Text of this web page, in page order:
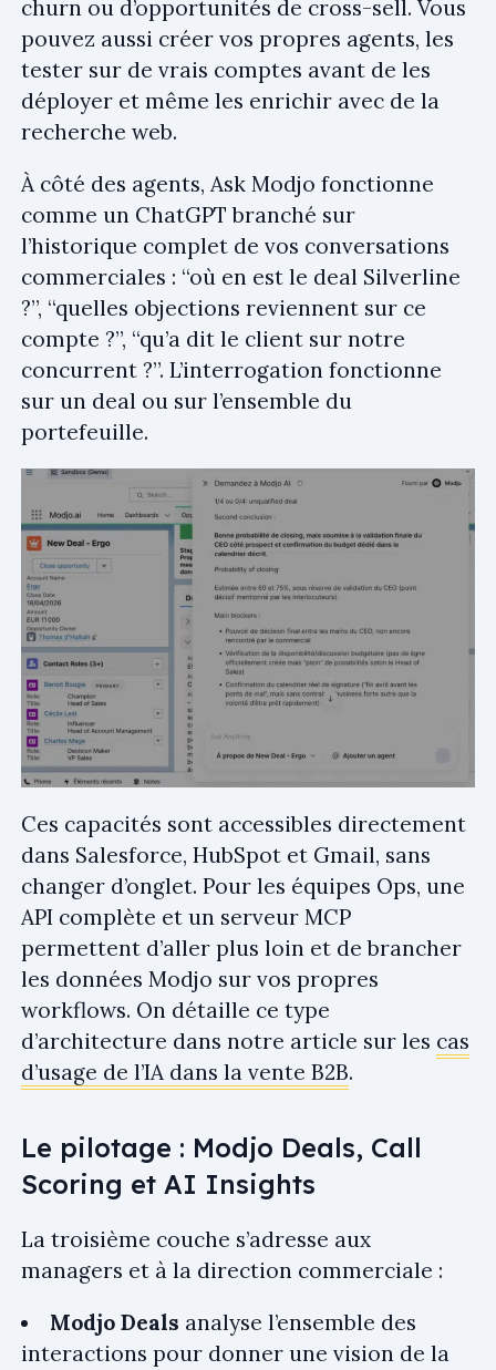
churn ou d’opportunités de cross-sell. Vous
pouvez aussi créer vos propres agents, les
tester sur de vrais comptes avant de les
déployer et même les enrichir avec de la
recherche web.
À côté des agents, Ask Modjo fonctionne
comme un ChatGPT branché sur
l’historique complet de vos conversations
commerciales : “où en est le deal Silverline
?”, “quelles objections reviennent sur ce
compte ?”, “qu’a dit le client sur notre
concurrent ?”. L’interrogation fonctionne
sur un deal ou sur l’ensemble du
portefeuille.
Ces capacités sont accessibles directement
dans Salesforce, HubSpot et Gmail, sans
changer d’onglet. Pour les équipes Ops, une
API complète et un serveur MCP
permettent d’aller plus loin et de brancher
les données Modjo sur vos propres
workflows. On détaille ce type
d’architecture dans notre article sur les cas
d’usage de l’IA dans la vente B2B.
Le pilotage : Modjo Deals, Call
Scoring et AI Insights
La troisième couche s’adresse aux
managers et à la direction commerciale :
Modjo Deals analyse l’ensemble des
interactions pour donner une vision de la